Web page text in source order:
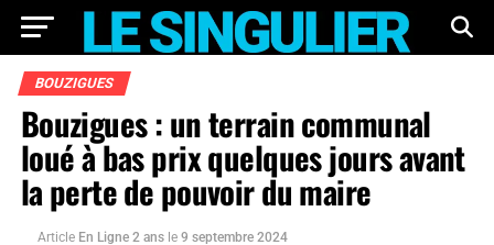
BOUZIGUES
Bouzigues : un terrain communal
loué à bas prix quelques jours avant
la perte de pouvoir du maire
Article En Ligne 2 ans le 9 septembre 2024